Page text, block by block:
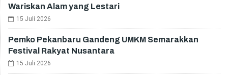
Wariskan Alam yang Lestari
15 Juli 2026
Pemko Pekanbaru Gandeng UMKM Semarakkan
Festival Rakyat Nusantara
15 Juli 2026